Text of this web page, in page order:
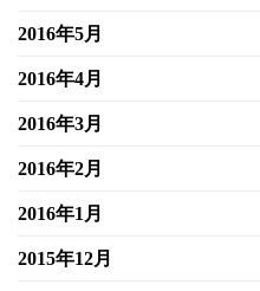
2016年5月
2016年4月
2016年3月
2016年2月
2016年1月
2015年12月